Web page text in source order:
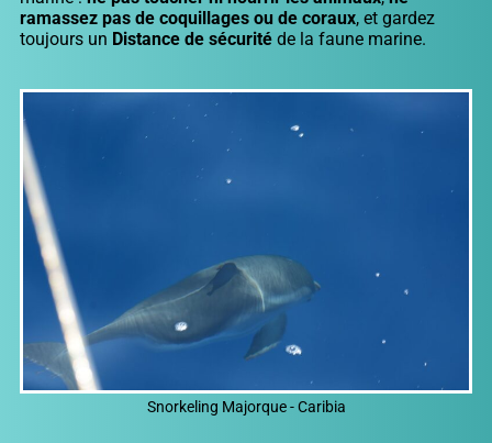
ramassez pas de coquillages ou de coraux, et gardez
toujours un Distance de sécurité de la faune marine.
Snorkeling Majorque - Caribia